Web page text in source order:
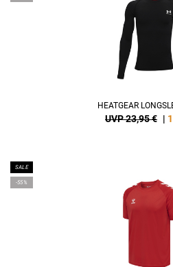
HEATGEAR
UVP 23,95 € |
SALE
-55%